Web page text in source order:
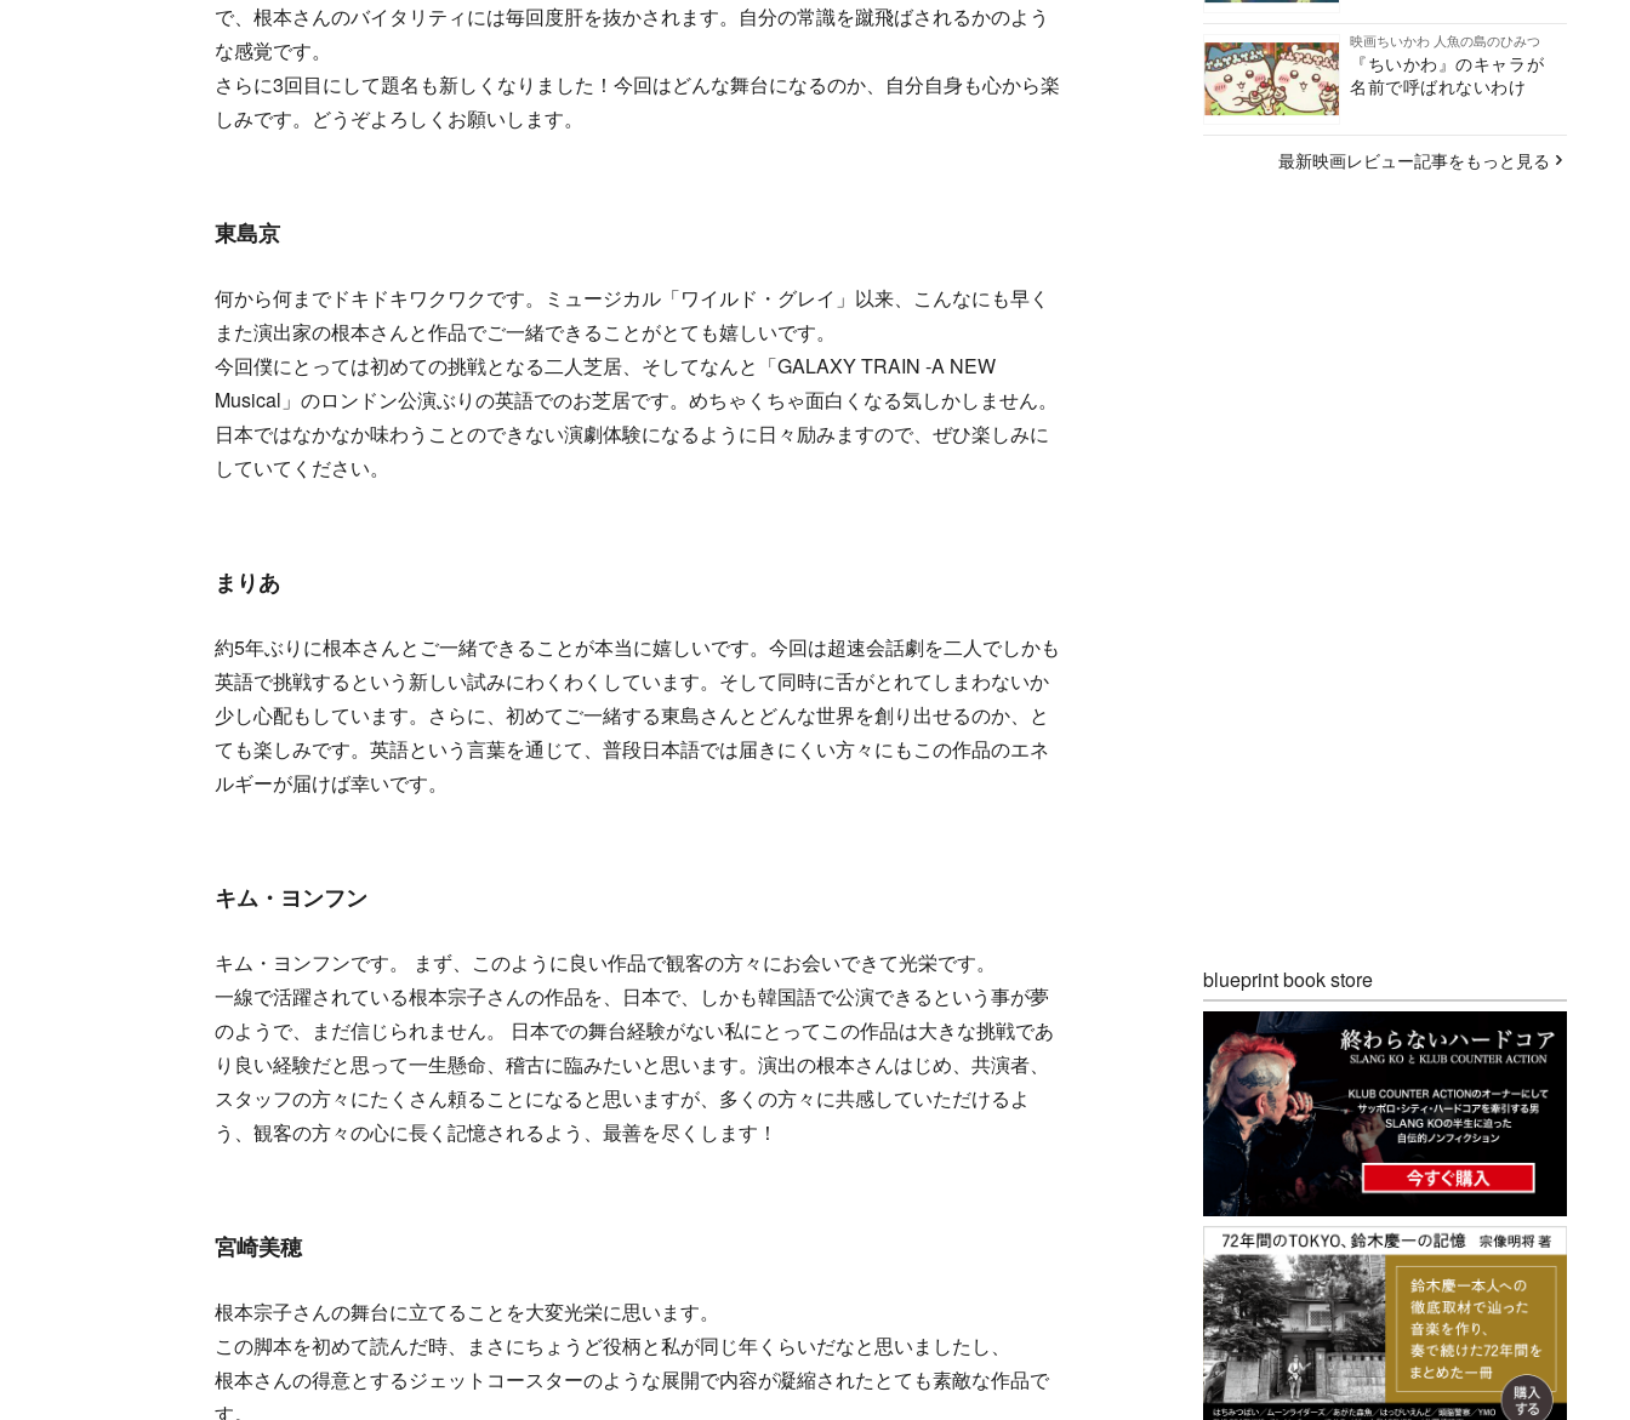
で、根本さんのバイタリティには毎回度肝を抜かされます。自分の常識を蹴飛ばされるかのよう
な感覚です。
さらに3回目にして題名も新しくなりました！今回はどんな舞台になるのか、自分自身も心から楽
しみです。どうぞよろしくお願いします。
東島京
何から何までドキドキワクワクです。ミュージカル「ワイルド・グレイ」以来、こんなにも早く
また演出家の根本さんと作品でご一緒できることがとても嬉しいです。
今回僕にとっては初めての挑戦となる二人芝居、そしてなんと「GALAXY TRAIN ‐A NEW
Musical」のロンドン公演ぶりの英語でのお芝居です。めちゃくちゃ面白くなる気しかしません。
日本ではなかなか味わうことのできない演劇体験になるように日々励みますので、ぜひ楽しみに
していてください。
まりあ
約5年ぶりに根本さんとご一緒できることが本当に嬉しいです。今回は超速会話劇を二人でしかも
英語で挑戦するという新しい試みにわくわくしています。そして同時に舌がとれてしまわないか
少し心配もしています。さらに、初めてご一緒する東島さんとどんな世界を創り出せるのか、と
ても楽しみです。英語という言葉を通じて、普段日本語では届きにくい方々にもこの作品のエネ
ルギーが届けば幸いです。
キム・ヨンフン
キム・ヨンフンです。 まず、このように良い作品で観客の方々にお会いできて光栄です。
一線で活躍されている根本宗子さんの作品を、日本で、しかも韓国語で公演できるという事が夢
のようで、まだ信じられません。 日本での舞台経験がない私にとってこの作品は大きな挑戦であ
り良い経験だと思って一生懸命、稽古に臨みたいと思います。演出の根本さんはじめ、共演者、
スタッフの方々にたくさん頼ることになると思いますが、多くの方々に共感していただけるよ
う、観客の方々の心に長く記憶されるよう、最善を尽くします！
宮崎美穂
根本宗子さんの舞台に立てることを大変光栄に思います。
この脚本を初めて読んだ時、まさにちょうど役柄と私が同じ年くらいだなと思いましたし、
根本さんの得意とするジェットコースターのような展開で内容が凝縮されたとても素敵な作品で
す。
映画ちいかわ 人魚の島のひみつ
『ちいかわ』のキャラが
名前で呼ばれないわけ
最新映画レビュー記事をもっと見る
blueprint book store